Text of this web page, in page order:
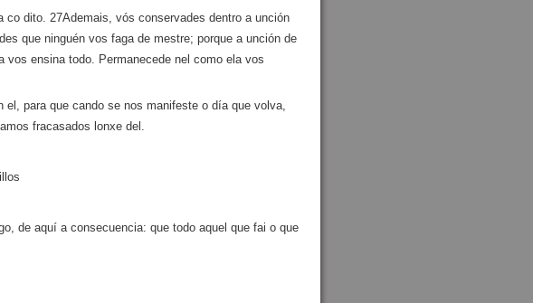
co dito. 27Ademais, vós conservades dentro a unción
que ninguén vos faga de mestre; porque a unción de
vos ensina todo. Permanecede nel como ela vos
para que cando se nos manifeste o día que volva,
fracasados lonxe del.
de aquí a consecuencia: que todo aquel que fai o que